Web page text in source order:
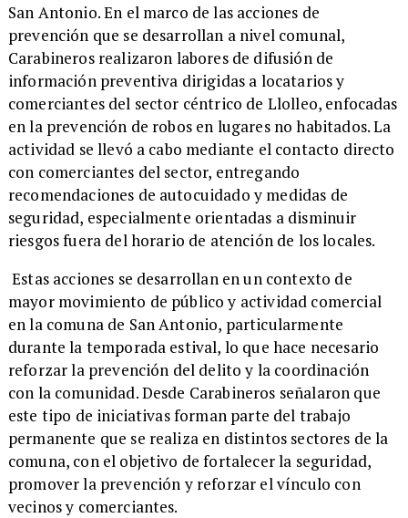
​San Antonio. En el marco de las acciones de
prevención que se desarrollan a nivel comunal,
Carabineros realizaron labores de difusión de
información preventiva dirigidas a locatarios y
comerciantes del sector céntrico de Llolleo, enfocadas
en la prevención de robos en lugares no habitados. La
actividad se llevó a cabo mediante el contacto directo
con comerciantes del sector, entregando
recomendaciones de autocuidado y medidas de
seguridad, especialmente orientadas a disminuir
riesgos fuera del horario de atención de los locales.
Estas acciones se desarrollan en un contexto de
mayor movimiento de público y actividad comercial
en la comuna de San Antonio, particularmente
durante la temporada estival, lo que hace necesario
reforzar la prevención del delito y la coordinación
con la comunidad. Desde Carabineros señalaron que
este tipo de iniciativas forman parte del trabajo
permanente que se realiza en distintos sectores de la
comuna, con el objetivo de fortalecer la seguridad,
promover la prevención y reforzar el vínculo con
vecinos y comerciantes.